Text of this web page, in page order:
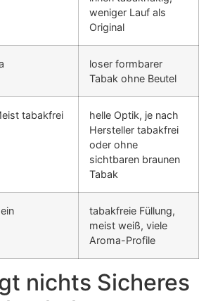
weniger Lauf als
Original
loser formbarer
Tabak ohne Beutel
tabakfrei
helle Optik, je nach
Hersteller tabakfrei
oder ohne
sichtbaren braunen
Tabak
tabakfreie Füllung,
meist weiß, viele
Aroma-Profile
nichts Sicheres